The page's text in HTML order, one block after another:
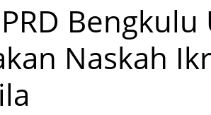
Bengkulu
Naskah